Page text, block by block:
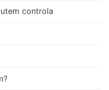
controla